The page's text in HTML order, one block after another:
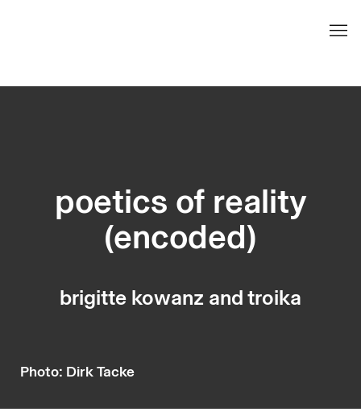
poetics of reality
(encoded)
brigitte kowanz and troika
Photo: Dirk Tacke